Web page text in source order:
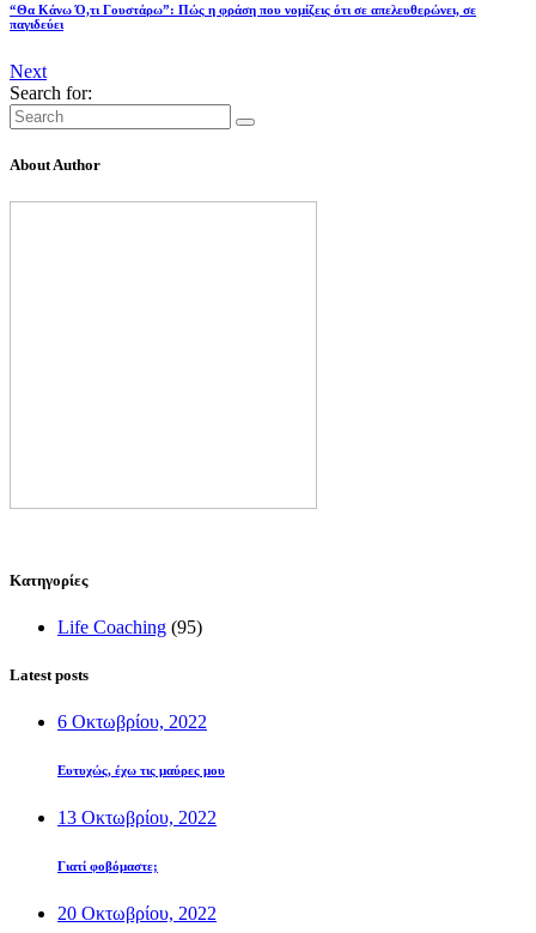
“Θα Κάνω Ό,τι Γουστάρω”: Πώς η φράση που νομίζεις ότι σε απελευθερώνει, σε
παγιδεύει
Next
Search for:
About Author
Kατηγορίες
Life Coaching (95)
Latest posts
6 Οκτωβρίου, 2022
Ευτυχώς, έχω τις μαύρες μου
13 Οκτωβρίου, 2022
Γιατί φοβόμαστε;
20 Οκτωβρίου, 2022